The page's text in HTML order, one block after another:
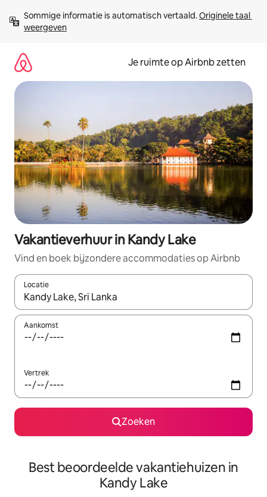
direct
naar
Sommige informatie is automatisch vertaald. Originele taal
weergeven
Je ruimte op Airbnb zetten
Vakantieverhuur in Kandy Lake
Vind en boek bijzondere accommodaties op Airbnb
Locatie
Wanneer er suggesties beschikbaar zijn, maak je een keuze
Aankomst
Vertrek
Zoeken
Best beoordeelde vakantiehuizen in
Kandy Lake